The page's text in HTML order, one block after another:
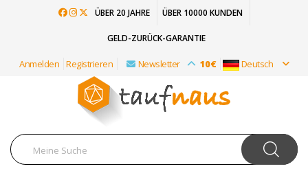
ÜBER 20 JAHRE ÜBER 10000 KUNDEN
GELD-ZURÜCK-GARANTIE
Anmelden Registrieren Newsletter 10€ Deutsch